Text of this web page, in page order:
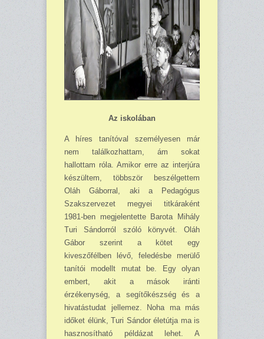
Az iskolában
A híres tanítóval személyesen már
nem találkozhattam, ám sokat
hallottam róla. Amikor erre az interjúra
készültem, többször beszélgettem
Oláh Gáborral, aki a Pedagógus
Szakszer­vezet megyei titkáraként
1981-ben megjelentette Barota Mihály
Turi Sándorról szóló könyvét. Oláh
Gábor szerint a kötet egy
kiveszőfélben lévő, feledésbe merülő
tanítói modellt mutat be. Egy olyan
embert, akit a mások iránti
érzékenység, a segítőkészség és a
hivatástudat jellemez. Noha ma más
időket élünk, Turi Sándor életútja ma is
hasznosítható példázat lehet. A